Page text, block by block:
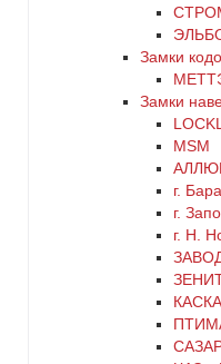
Замки
Замки
MSM
г.
г.
г. Н.
ЗЕНИТ